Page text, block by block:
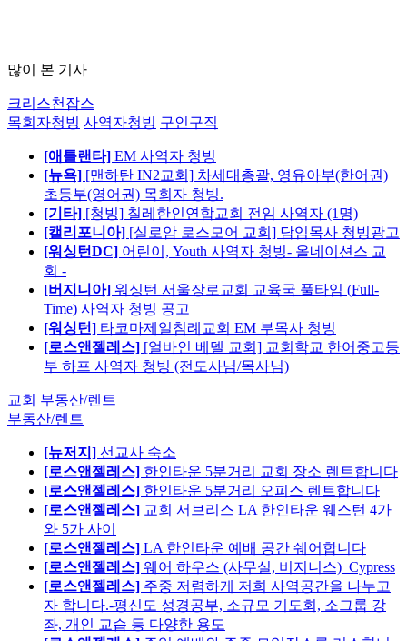
많이 본 기사
크리스천잡스
목회자청빙 사역자청빙 구인구직
[애틀랜타] EM 사역자 청빙
[뉴욕] [맨하탄 IN2교회] 차세대총괄, 영유아부(한어권)
초등부(영어권) 목회자 청빙.
[기타] [청빙] 칠레한인연합교회 전임 사역자 (1명)
[캘리포니아] [실로암 로스모어 교회] 담임목사 청빙광고
[워싱턴DC] 어린이, Youth 사역자 청빙- 올네이션스 교
회 -
[버지니아] 워싱턴 서울장로교회 교육국 풀타임 (Full-
Time) 사역자 청빙 공고
[워싱턴] 타코마제일침례교회 EM 부목사 청빙
[로스앤젤레스] [얼바인 베델 교회] 교회학교 한어중고등
부 하프 사역자 청빙 (전도사님/목사님)
교회 부동산/렌트
부동산/렌트
[뉴저지] 선교사 숙소
[로스앤젤레스] 한인타운 5분거리 교회 장소 렌트합니다
[로스앤젤레스] 한인타운 5분거리 오피스 렌트합니다
[로스앤젤레스] 교회 서브리스 LA 한인타운 웨스턴 4가
와 5가 사이
[로스앤젤레스] LA 한인타운 예배 공간 쉐어합니다
[로스앤젤레스] 웨어 하우스 (사무실, 비지니스)_Cypress
[로스앤젤레스] 주중 저렴하게 저희 사역공간을 나누고
자 합니다.-평신도 성경공부, 소규모 기도회, 소그룹 강
좌, 개인 교습 등 다양한 용도